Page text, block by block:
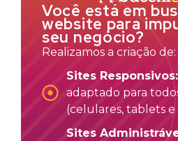
Você está em
website para
seu negócio?
Realizamos a criação de:
Sites Responsivos:
adaptado para
(celulares, tablets
Sites